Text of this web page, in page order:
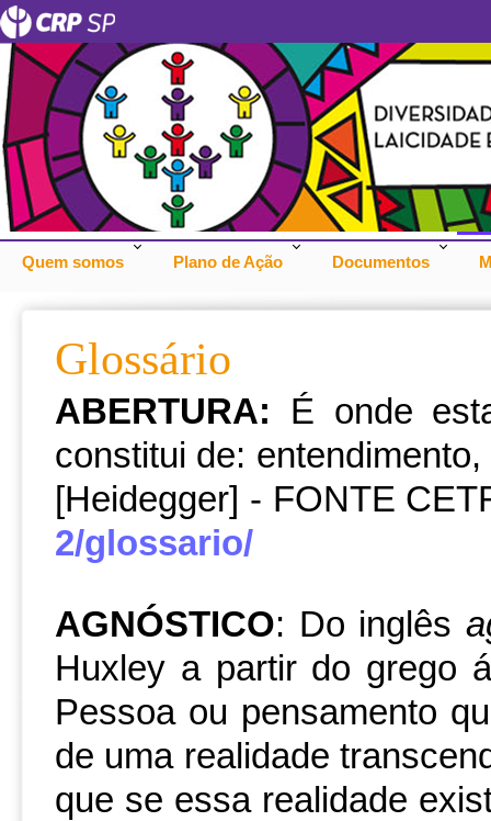
PSI Site do Conselho
Paulo
mapa do site
Quem somos Plano de Ação Documentos
Glossário
ABERTURA: É onde
constitui de:
[Heidegger] - FONTE
2/glossario/
AGNÓSTICO: Do inglês
Huxley a partir do grego
Pessoa ou pensamento
de uma realidade
que se essa realidade